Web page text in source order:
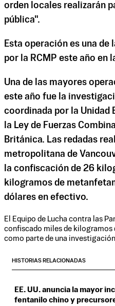
orden locales realizarán
pública".
Esta operación es una de
por la RCMP este año en
Una de las mayores
este año fue la
coordinada por la Unidad
la Ley de Fuerzas
Británica. Las redadas
metropolitana de
la confiscación de 26
kilogramos de
dólares en efectivo.
El Equipo de Lucha contra las
confiscado miles de kilogramos
como parte de una
HISTORIAS RELACIONADAS
EE. UU. anuncia la mayor
fentanilo chino y